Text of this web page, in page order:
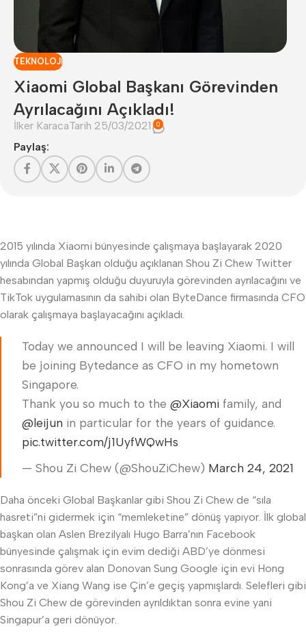
TEKNOLOJI
Xiaomi Global Başkanı Görevinden
Ayrılacağını Açıkladı!
İlker KaracaTarih 25/03/2021 0
Paylaş:
2015 yılında Xiaomi bünyesinde çalışmaya başlayarak 2020
yılında Global Başkan olduğu açıklanan Shou Zi Chew Twitter
hesabından yapmış olduğu duyuruyla görevinden ayrılacağını ve
TikTok uygulamasının da sahibi olan ByteDance firmasında CFO
olarak çalışmaya başlayacağını açıkladı.
Today we announced I will be leaving Xiaomi. I will
be joining Bytedance as CFO in my hometown
Singapore.
Thank you so much to the @Xiaomi family, and
@leijun in particular for the years of guidance.
pic.twitter.com/j1UyfWQwHs
— Shou Zi Chew (@ShouZiChew) March 24, 2021
Daha önceki Global Başkanlar gibi Shou Zi Chew de “sıla
hasreti”ni gidermek için “memleketine” dönüş yapıyor. İlk global
başkan olan Aslen Brezilyalı Hugo Barra’nın Facebook
bünyesinde çalışmak için evim dediği ABD’ye dönmesi
sonrasında görev alan Donovan Sung Google için evi Hong
Kong’a ve Xiang Wang ise Çin’e geçiş yapmışlardı. Selefleri gibi
Shou Zi Chew de görevinden ayrıldıktan sonra evine yani
Singapur’a geri dönüyor.